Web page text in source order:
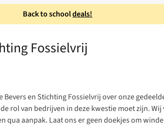
Back to schooldeals!
Fossielvrij
en Stichting Fossielvrij over onze
rol van bedrijven in deze kwestie moet zijn.
aanpak. Laat ons er geen doekjes om